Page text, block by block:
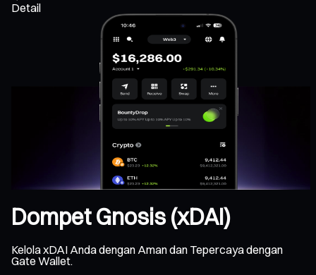
Detail
Dompet Gnosis (xDAI)
Kelola xDAI Anda dengan Aman dan Tepercaya dengan
Gate Wallet.